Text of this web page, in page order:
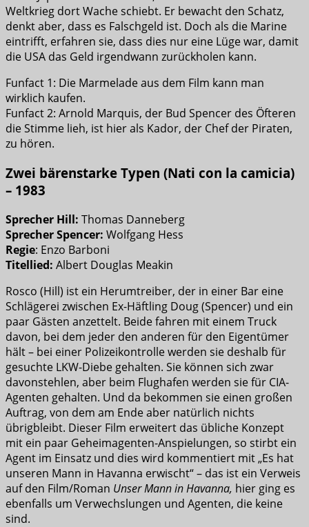
Weltkrieg dort Wache schiebt. Er bewacht den Schatz,
denkt aber, dass es Falschgeld ist. Doch als die Marine
eintrifft, erfahren sie, dass dies nur eine Lüge war, damit
die USA das Geld irgendwann zurückholen kann.
Funfact 1: Die Marmelade aus dem Film kann man
wirklich kaufen.
Funfact 2: Arnold Marquis, der Bud Spencer des Öfteren
die Stimme lieh, ist hier als Kador, der Chef der Piraten,
zu hören.
Zwei bärenstarke Typen (Nati con la camicia)
– 1983
Sprecher Hill: Thomas Danneberg
Sprecher Spencer: Wolfgang Hess
Regie: Enzo Barboni
Titellied: Albert Douglas Meakin
Rosco (Hill) ist ein Herumtreiber, der in einer Bar eine
Schlägerei zwischen Ex-Häftling Doug (Spencer) und ein
paar Gästen anzettelt. Beide fahren mit einem Truck
davon, bei dem jeder den anderen für den Eigentümer
hält – bei einer Polizeikontrolle werden sie deshalb für
gesuchte LKW-Diebe gehalten. Sie können sich zwar
davonstehlen, aber beim Flughafen werden sie für CIA-
Agenten gehalten. Und da bekommen sie einen großen
Auftrag, von dem am Ende aber natürlich nichts
übrigbleibt. Dieser Film erweitert das übliche Konzept
mit ein paar Geheimagenten-Anspielungen, so stirbt ein
Agent im Einsatz und dies wird kommentiert mit „Es hat
unseren Mann in Havanna erwischt“ – das ist ein Verweis
auf den Film/Roman Unser Mann in Havanna, hier ging es
ebenfalls um Verwechslungen und Agenten, die keine
sind.